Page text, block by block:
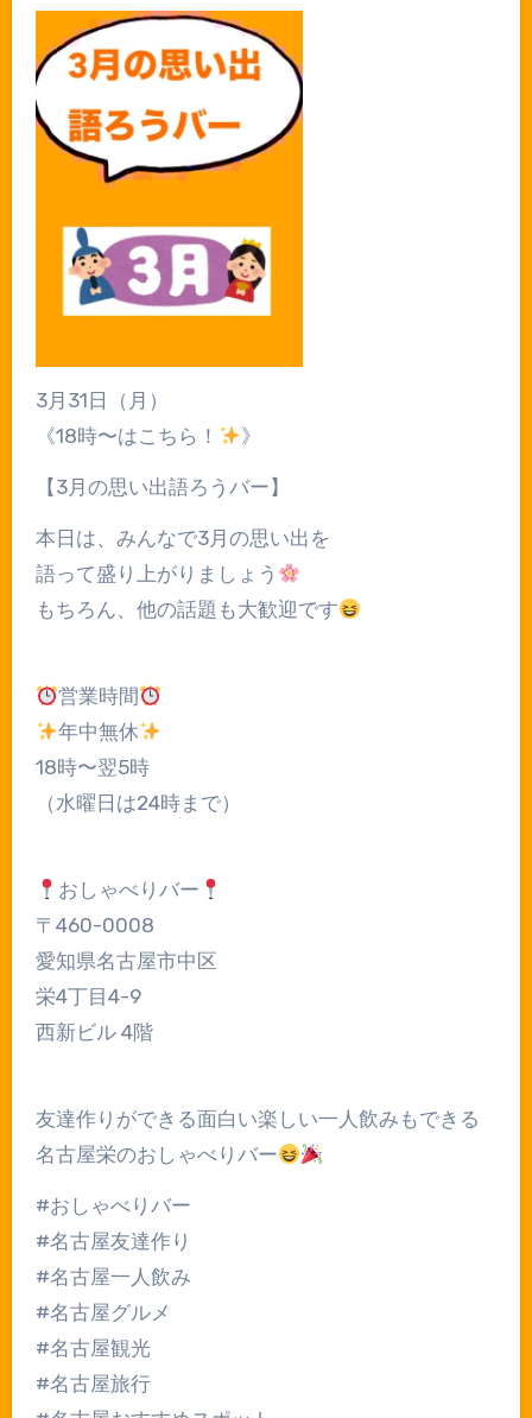
3月31日（月）
《18時〜はこちら！
》
【3月の思い出語ろうバー】
本日は、みんなで3月の思い出を
語って盛り上がりましょう
もちろん、他の話題も大歓迎です
営業時間
年中無休
18時〜翌5時
（水曜日は24時まで）
おしゃべりバー
〒460-0008
愛知県名古屋市中区
栄4丁目4-9
西新ビル 4階
友達作りができる面白い楽しい一人飲みもできる
名古屋栄のおしゃべりバー
#おしゃべりバー
#名古屋友達作り
#名古屋一人飲み
#名古屋グルメ
#名古屋観光
#名古屋旅行